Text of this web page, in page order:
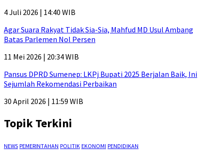
4 Juli 2026 | 14:40 WIB
Agar Suara Rakyat Tidak Sia-Sia, Mahfud MD Usul Ambang
Batas Parlemen Nol Persen
11 Mei 2026 | 20:34 WIB
Pansus DPRD Sumenep: LKPj Bupati 2025 Berjalan Baik, Ini
Sejumlah Rekomendasi Perbaikan
30 April 2026 | 11:59 WIB
Topik Terkini
NEWS PEMERINTAHAN POLITIK EKONOMI PENDIDIKAN